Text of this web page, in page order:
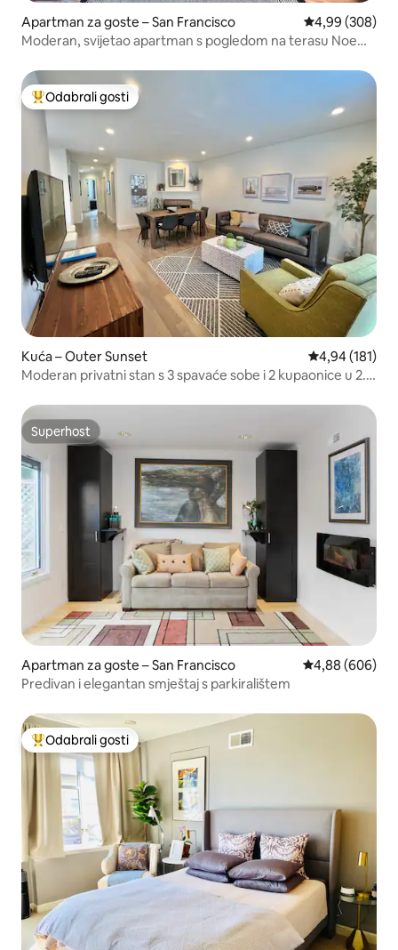
Apartman za goste – San Francisco Prosječna
4,99 (308)
Moderan, svijetao apartman s pogledom na terasu Noe
Među najviše rangiranima s oznakom „Odabrali gosti”
Odabrali gosti
Kuća – Outer Sunset Prosječna
4,94 (181)
Moderan privatni stan s 3 spavaće sobe i 2 kupaonice u 2.
Superhost
Superhost
Apartman za goste – San Francisco Prosječna
4,88 (606)
Predivan i elegantan smještaj s parkiralištem
Među najviše rangiranima s oznakom „Odabrali gosti”
Odabrali gosti